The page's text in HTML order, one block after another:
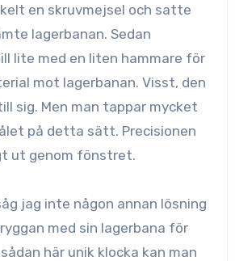
en skruvmejsel och satte
lagerbanan. Sedan
lite med en liten hammare för
mot lagerbanan. Visst, den
sig. Men man tappar mycket
på detta sätt. Precisionen
ut genom fönstret.
jag inte någon annan lösning
med sin lagerbana för
här unik klocka kan man